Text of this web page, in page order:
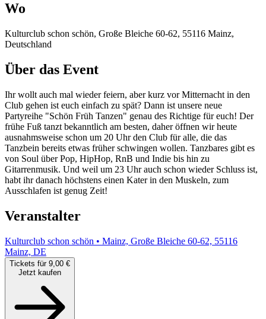
Wo
Kulturclub schon schön, Große Bleiche 60-62, 55116 Mainz,
Deutschland
Über das Event
Ihr wollt auch mal wieder feiern, aber kurz vor Mitternacht in den
Club gehen ist euch einfach zu spät? Dann ist unsere neue
Partyreihe "Schön Früh Tanzen" genau des Richtige für euch! Der
frühe Fuß tanzt bekanntlich am besten, daher öffnen wir heute
ausnahmsweise schon um 20 Uhr den Club für alle, die das
Tanzbein bereits etwas früher schwingen wollen. Tanzbares gibt es
von Soul über Pop, HipHop, RnB und Indie bis hin zu
Gitarrenmusik. Und weil um 23 Uhr auch schon wieder Schluss ist,
habt ihr danach höchstens einen Kater in den Muskeln, zum
Ausschlafen ist genug Zeit!
Veranstalter
Kulturclub schon schön • Mainz, Große Bleiche 60-62, 55116
Mainz, DE
Tickets für 9,00 €
Jetzt kaufen